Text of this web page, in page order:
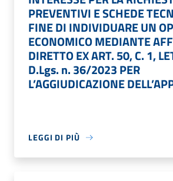
PREVENTIVI E SCHEDE
FINE DI INDIVIDUARE UN
ECONOMICO MEDIANTE
DIRETTO EX ART. 50, C. 1,
D.Lgs. n. 36/2023 PER
L’AGGIUDICAZIONE
LEGGI DI PIÙ